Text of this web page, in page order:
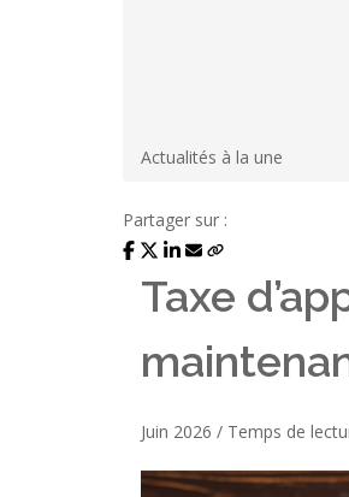
Actualités à la une
Partager sur :
Taxe
Juin 2026 / Temps de